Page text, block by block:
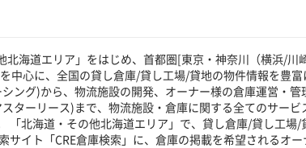
北海道エリア」をはじめ、首都圏[東京・神奈川（横浜/
中心に、全国の貸し倉庫/貸し工場/貸地の物件情報を豊
ング)から、物流施設の開発、オーナー様の倉庫運営・
ターリース)まで、物流施設・倉庫に関する全てのサー
「北海道・その他北海道エリア」で、貸し倉庫/貸し工
サイト「CRE倉庫検索」に、倉庫の掲載を希望されるオ